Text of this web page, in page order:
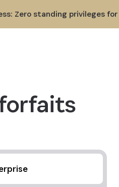
Zero standing privileges